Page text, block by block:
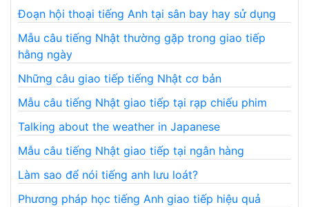
Đoạn hội thoại tiếng Anh tại sân bay hay sử dụng
Mẫu câu tiếng Nhật thường gặp trong giao tiếp
hằng ngày
Những câu giao tiếp tiếng Nhật cơ bản
Mẫu câu tiếng Nhật giao tiếp tại rạp chiếu phim
Talking about the weather in Japanese
Mẫu câu tiếng Nhật giao tiếp tại ngân hàng
Làm sao để nói tiếng anh lưu loát?
Phương pháp học tiếng Anh giao tiếp hiệu quả